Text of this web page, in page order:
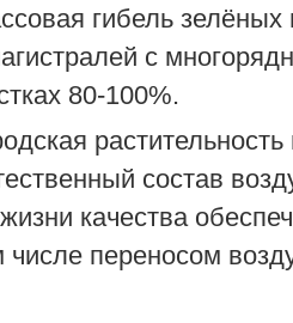
гибель
с
80-100%.
состав
качества
переносом